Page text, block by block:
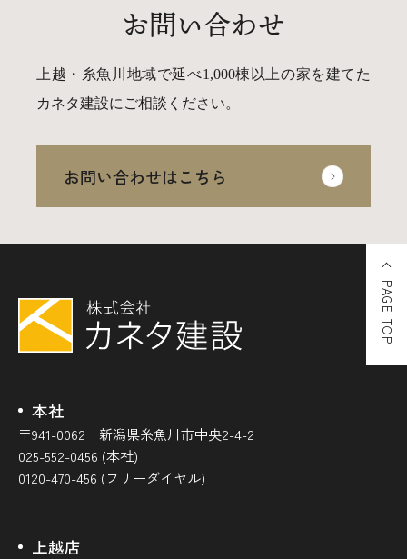
お問い合わせ
上越・糸魚川地域で延べ1,000棟以上の家を建てた
カネタ建設にご相談ください。
お問い合わせはこちら
本社
〒941-0062 新潟県糸魚川市中央2-4-2
025-552-0456 (本社)
0120-470-456 (フリーダイヤル)
上越店
PAGE TOP